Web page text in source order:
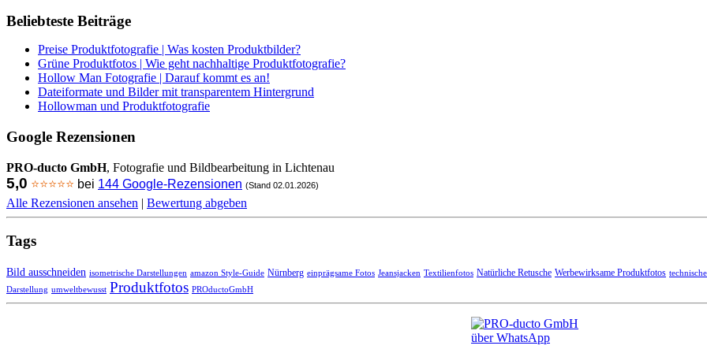
Beliebteste Beiträge
Preise Produktfotografie | Was kosten Produktbilder?
Grüne Produktfotos | Wie geht nachhaltige Produktfotografie?
Hollow Man Fotografie | Darauf kommt es an!
Dateiformate und Bilder mit transparentem Hintergrund
Hollowman und Produktfotografie
Google Rezensionen
PRO-ducto GmbH, Fotografie und Bildbearbeitung in Lichtenau
5,0 ⭐⭐⭐⭐⭐ bei 144 Google-Rezensionen (Stand 02.01.2026)
Alle Rezensionen ansehen | Bewertung abgeben
Tags
Bild ausschneiden isometrische Darstellungen amazon Style-Guide Nürnberg einprägsame Fotos Jeansjacken Textilienfotos Natürliche Retusche Werbewirksame Produktfotos
Darstellung umweltbewusst Produktfotos PROductoGmbH